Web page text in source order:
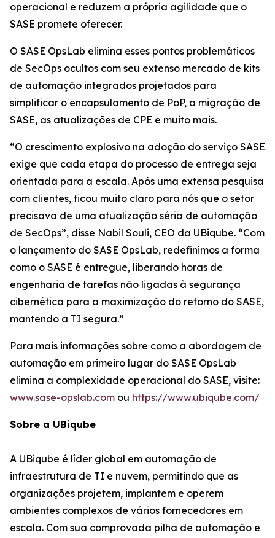
operacional e reduzem a própria agilidade que o
SASE promete oferecer.
O SASE OpsLab elimina esses pontos problemáticos
de SecOps ocultos com seu extenso mercado de kits
de automação integrados projetados para
simplificar o encapsulamento de PoP, a migração de
SASE, as atualizações de CPE e muito mais.
“O crescimento explosivo na adoção do serviço SASE
exige que cada etapa do processo de entrega seja
orientada para a escala. Após uma extensa pesquisa
com clientes, ficou muito claro para nós que o setor
precisava de uma atualização séria de automação
de SecOps”, disse Nabil Souli, CEO da UBiqube. “Com
o lançamento do SASE OpsLab, redefinimos a forma
como o SASE é entregue, liberando horas de
engenharia de tarefas não ligadas à segurança
cibernética para a maximização do retorno do SASE,
mantendo a TI segura.”
Para mais informações sobre como a abordagem de
automação em primeiro lugar do SASE OpsLab
elimina a complexidade operacional do SASE, visite:
www.sase-opslab.com ou https://www.ubiqube.com/
Sobre a UBiqube
A UBiqube é líder global em automação de
infraestrutura de TI e nuvem, permitindo que as
organizações projetem, implantem e operem
ambientes complexos de vários fornecedores em
escala. Com sua comprovada pilha de automação e